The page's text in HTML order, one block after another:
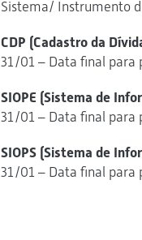
Sistema/ Instrumento
CDP (Cadastro da
31/01 – Data final para
SIOPE (Sistema de
31/01 – Data final para
SIOPS (Sistema de
31/01 – Data final para